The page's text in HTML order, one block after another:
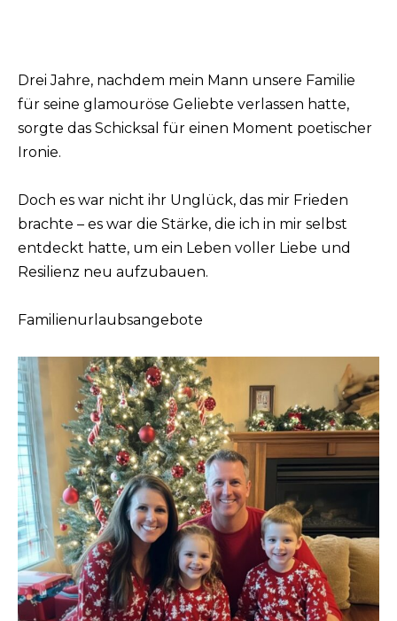
Drei Jahre, nachdem mein Mann unsere Familie
für seine glamouröse Geliebte verlassen hatte,
sorgte das Schicksal für einen Moment poetischer
Ironie.
Doch es war nicht ihr Unglück, das mir Frieden
brachte – es war die Stärke, die ich in mir selbst
entdeckt hatte, um ein Leben voller Liebe und
Resilienz neu aufzubauen.
Familienurlaubsangebote